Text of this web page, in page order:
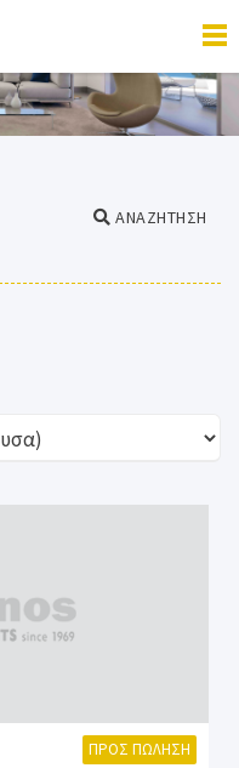
ΑΝΑΖΗΤΗΣΗ
ΠΡΟΣ ΠΏΛΗΣΗ